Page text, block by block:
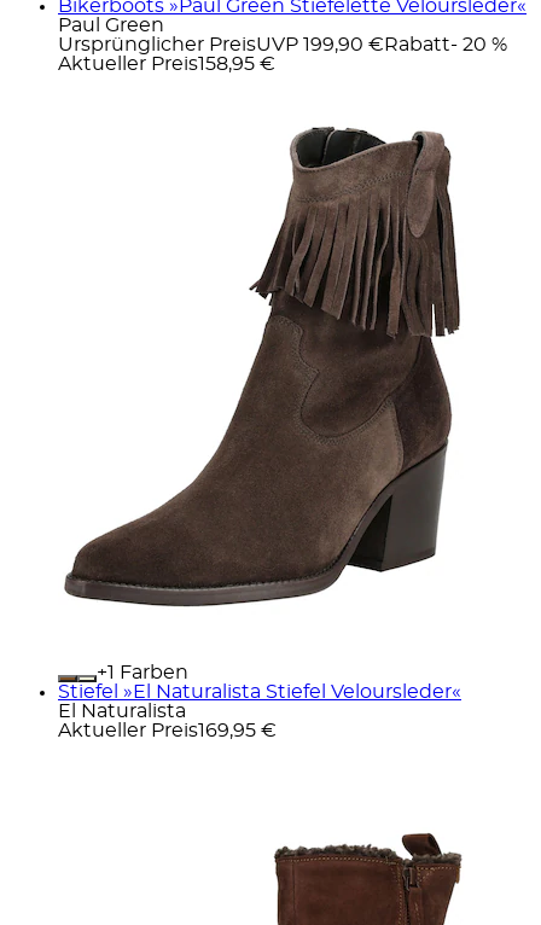
Bikerboots »Paul Green Stiefelette Veloursleder«
Paul Green
Ursprünglicher PreisUVP 199,90 € Rabatt- 20 %
Aktueller Preis158,95 €
+
Farben
Stiefel »El Naturalista Stiefel Veloursleder«
El Naturalista
Aktueller Preis169,95 €